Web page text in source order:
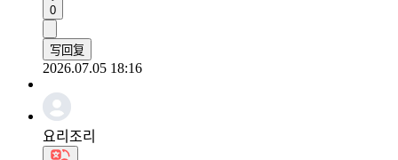
0
写回复
2026.07.05 18:16
요리조리